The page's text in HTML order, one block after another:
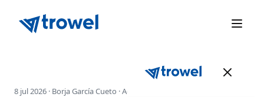
8 jul 2026 · Borja García Cueto ·Actualizado 9 jul 2026